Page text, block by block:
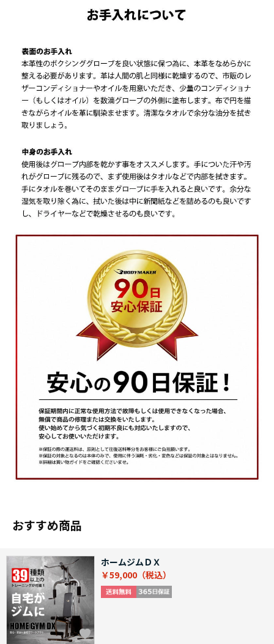
おすすめ商品
ホームジムＤＸ
￥59,000